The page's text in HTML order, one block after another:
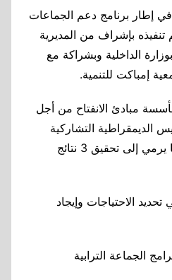
إطار برنامج دعم الجماعات
تنفيذه بإشراف من المديرية
الداخلية وبشراكة مع
إمباكت للتنمية.
مبادئ الانفتاح من أجل
الديمقراطية التشاركية
والمشاركة المواطنة. كما يرمي إلى تحقيق 3 نتائج
الاحتياجات وإيجاد
الجماعة الترابية